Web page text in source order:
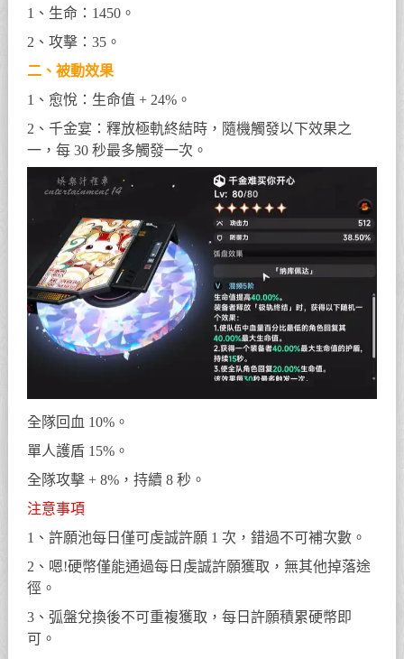
1、生命：1450。
2、攻擊：35。
二、被動效果
1、愈悅：生命值 + 24%。
2、千金宴：釋放極軌終結時，隨機觸發以下效果之
一，每 30 秒最多觸發一次。
全隊回血 10%。
單人護盾 15%。
全隊攻擊 + 8%，持續 8 秒。
注意事項
1、許願池每日僅可虔誠許願 1 次，錯過不可補次數。
2、嗯!硬幣僅能通過每日虔誠許願獲取，無其他掉落途
徑。
3、弧盤兌換後不可重複獲取，每日許願積累硬幣即
可。